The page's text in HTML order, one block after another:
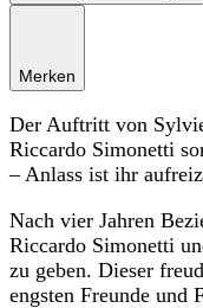
Merken
Der Auftritt von
Riccardo Simonetti
– Anlass ist ihr
Nach vier Jahren
Riccardo Simonetti
zu geben. Dieser
engsten Freunde und